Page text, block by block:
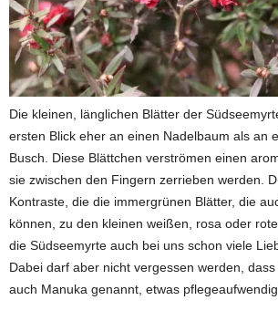
Die kleinen, länglichen Blätter der
ersten Blick eher an einen Nadelbaum als an
Busch. Diese Blättchen verströmen einen
sie zwischen den Fingern zerrieben werden.
Kontraste, die die immergrünen Blätter, die
können, zu den kleinen weißen, rosa oder
die Südseemyrte auch bei uns schon viele
Dabei darf aber nicht vergessen werden,
auch Manuka genannt, etwas